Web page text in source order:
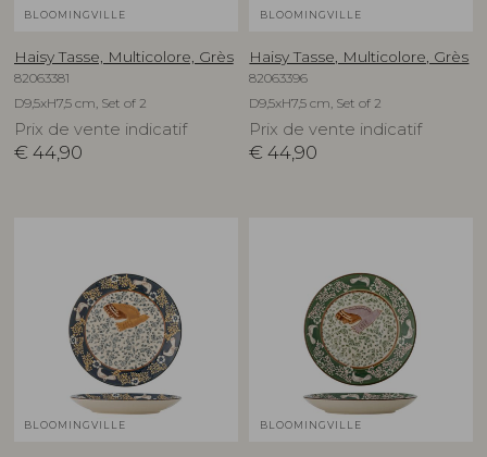
BLOOMINGVILLE
Haisy Tasse, Multicolore, Grès
82063381
D9,5xH7,5 cm, Set of 2
Prix de vente indicatif
€ 44,90
BLOOMINGVILLE
Haisy Tasse, Multicolore, Grès
82063396
D9,5xH7,5 cm, Set of 2
Prix de vente indicatif
€ 44,90
BLOOMINGVILLE BLOOMINGVILLE